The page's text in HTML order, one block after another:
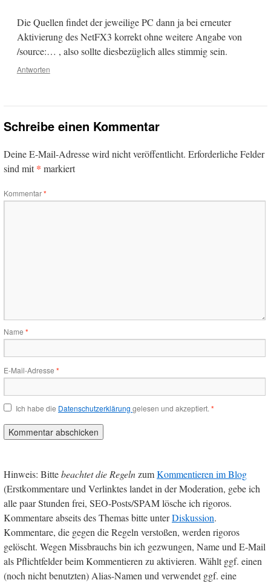
Die Quellen findet der jeweilige PC dann ja bei erneuter
Aktivierung des NetFX3 korrekt ohne weitere Angabe von
/source:… , also sollte diesbezüglich alles stimmig sein.
Antworten
Schreibe einen Kommentar
Deine E-Mail-Adresse wird nicht veröffentlicht. Erforderliche Felder
sind mit* markiert
Kommentar*
Name *
E-Mail-Adresse *
Ich habe die Datenschutzerklärung gelesen und akzeptiert. *
Hinweis: Bittebeachtet die RegelnzumKommentieren im Blog
(Erstkommentare und Verlinktes landet in der Moderation, gebe ich
alle paar Stunden frei, SEO-Posts/SPAM lösche ich rigoros.
Kommentare abseits des Themas bitte unterDiskussion.
Kommentare, die gegen die Regeln verstoßen, werden rigoros
gelöscht. Wegen Missbrauchs bin ich gezwungen, Name und E-Mail
als Pflichtfelder beim Kommentieren zu aktivieren. Wählt ggf. einen
(noch nicht benutzten) Alias-Namen und verwendet ggf. eine